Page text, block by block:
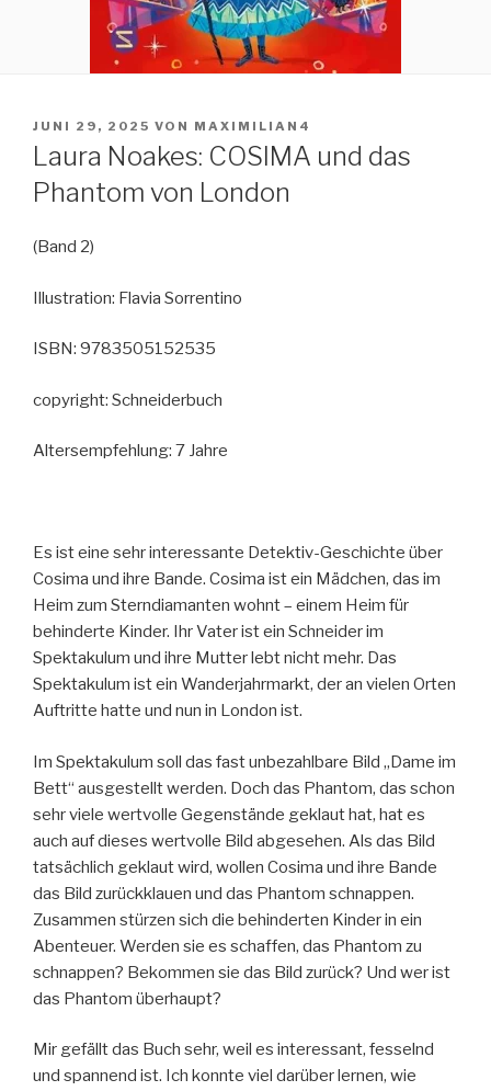
VERÖFFENTLICHT
AM
JUNI 29, 2025 VON MAXIMILIAN4
Laura Noakes: COSIMA und das
Phantom von London
(Band 2)
Illustration: Flavia Sorrentino
ISBN: 9783505152535
copyright: Schneiderbuch
Altersempfehlung: 7 Jahre
Es ist eine sehr interessante Detektiv-Geschichte über
Cosima und ihre Bande. Cosima ist ein Mädchen, das im
Heim zum Sterndiamanten wohnt – einem Heim für
behinderte Kinder. Ihr Vater ist ein Schneider im
Spektakulum und ihre Mutter lebt nicht mehr. Das
Spektakulum ist ein Wanderjahrmarkt, der an vielen Orten
Auftritte hatte und nun in London ist.
Im Spektakulum soll das fast unbezahlbare Bild „Dame im
Bett“ ausgestellt werden. Doch das Phantom, das schon
sehr viele wertvolle Gegenstände geklaut hat, hat es
auch auf dieses wertvolle Bild abgesehen. Als das Bild
tatsächlich geklaut wird, wollen Cosima und ihre Bande
das Bild zurückklauen und das Phantom schnappen.
Zusammen stürzen sich die behinderten Kinder in ein
Abenteuer. Werden sie es schaffen, das Phantom zu
schnappen? Bekommen sie das Bild zurück? Und wer ist
das Phantom überhaupt?
Mir gefällt das Buch sehr, weil es interessant, fesselnd
und spannend ist. Ich konnte viel darüber lernen, wie